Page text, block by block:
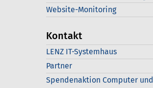
Website-Monitoring
Kontakt
LENZ IT-Systemhaus
Partner
Spendenaktion Computer und